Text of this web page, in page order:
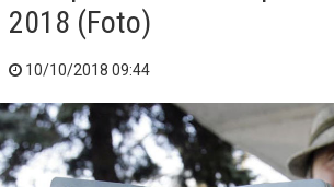
2018 (Foto)
10/10/2018 09:44